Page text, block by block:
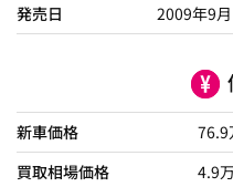
発売日
2009年9月
新車価格 76.9
買取相場価格
4.9